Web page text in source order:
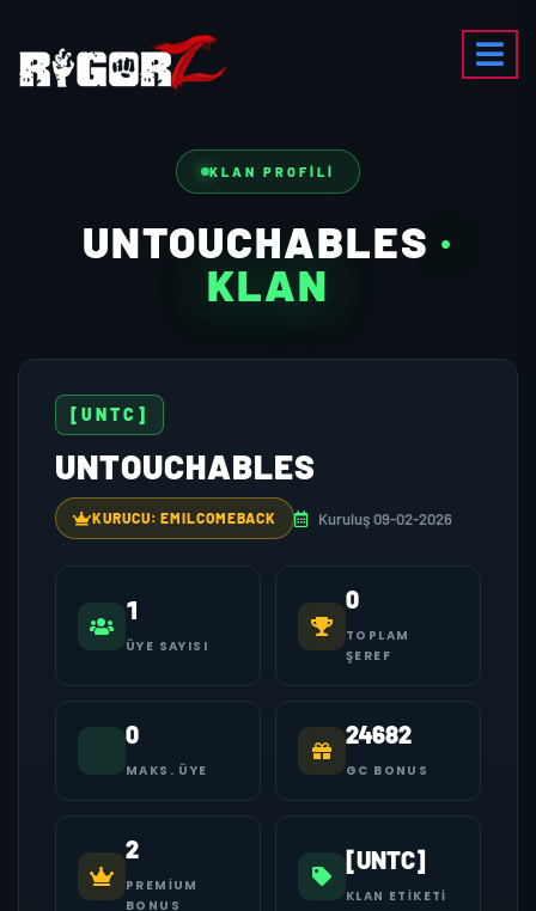
KLAN PROFILI
UNTOUCHABLES ·
KLAN
[UNTC]
UNTOUCHABLES
KURUCU: EMILCOMEBACK Kuruluş 09-02-2026
1
ÜYE SAYISI
0
TOPLAM
ŞEREF
0
MAKS. ÜYE
24682
GC BONUS
2
PREMIUM
BONUS
[UNTC]
KLAN ETIKETI